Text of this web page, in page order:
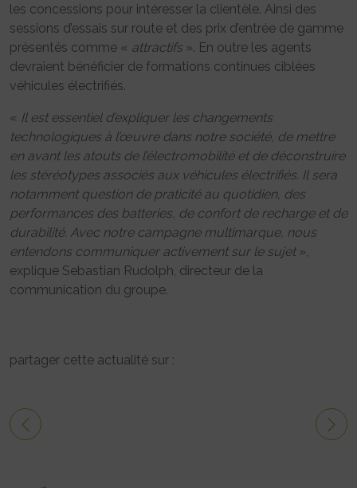
les concessions pour intéresser la clientèle. Ainsi des
sessions d’essais sur route et des prix d’entrée de gamme
présentés comme « attractifs». En outre les agents
devraient bénéficier de formations continues ciblées
véhicules électrifiés.
« Il est essentiel d’expliquer les changements
technologiques à l’œuvre dans notre société, de mettre
en avant les atouts de l’électromobilité et de déconstruire
les stéréotypes associés aux véhicules électrifiés. Il sera
notamment question de praticité au quotidien, des
performances des batteries, de confort de recharge et de
durabilité. Avec notre campagne multimarque, nous
entendons communiquer activement sur le sujet »,
explique Sebastian Rudolph, directeur de la
communication du groupe.
partager cette actualité sur :